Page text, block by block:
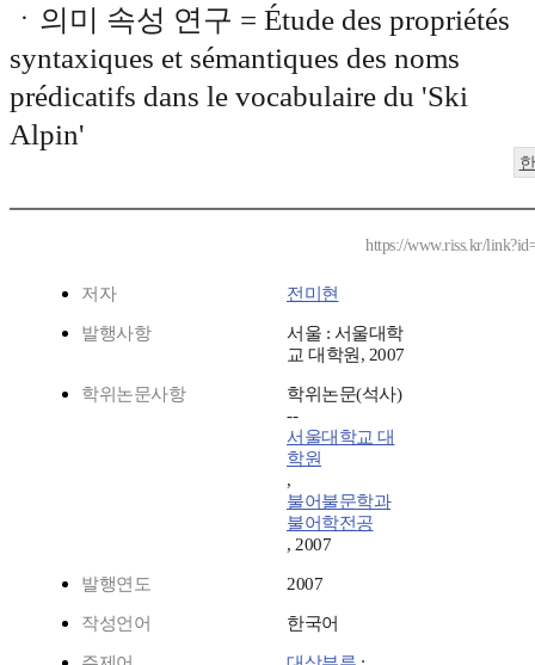
ㆍ의미 속성 연구 = Étude des propriétés
syntaxiques et sémantiques des noms
prédicatifs dans le vocabulaire du 'Ski
Alpin'
https://www.riss.kr/
저자 전미현
발행사항
서울 : 서울대학
교 대학원, 2007
학위논문사항
학위논문(석사)
--
서울대학교 대
학원
,
불어불문학과
불어학전공
, 2007
발행연도 2007
작성언어 한국어